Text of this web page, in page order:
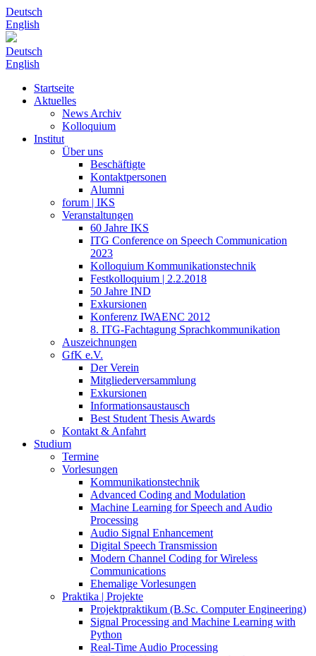
Deutsch
English
Deutsch
English
Startseite
Aktuelles
News Archiv
Kolloquium
Institut
Über uns
Beschäftigte
Kontaktpersonen
Alumni
forum | IKS
Veranstaltungen
60 Jahre IKS
ITG Conference on Speech Communication
2023
Kolloquium Kommunikationstechnik
Festkolloquium | 2.2.2018
50 Jahre IND
Exkursionen
Konferenz IWAENC 2012
8. ITG-Fachtagung Sprachkommunikation
Auszeichnungen
GfK e.V.
Der Verein
Mitgliederversammlung
Exkursionen
Informationsaustausch
Best Student Thesis Awards
Kontakt & Anfahrt
Studium
Termine
Vorlesungen
Kommunikationstechnik
Advanced Coding and Modulation
Machine Learning for Speech and Audio
Processing
Audio Signal Enhancement
Digital Speech Transmission
Modern Channel Coding for Wireless
Communications
Ehemalige Vorlesungen
Praktika | Projekte
Projektpraktikum (B.Sc. Computer Engineering)
Signal Processing and Machine Learning with
Python
Real-Time Audio Processing